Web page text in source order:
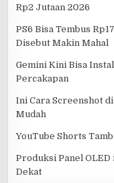
Rp2 Jutaan 2026
PS6 Bisa Tembus
Disebut Makin Mahal
Gemini Kini Bisa
Percakapan
Ini Cara Screenshot
Mudah
YouTube Shorts
Produksi Panel
Dekat